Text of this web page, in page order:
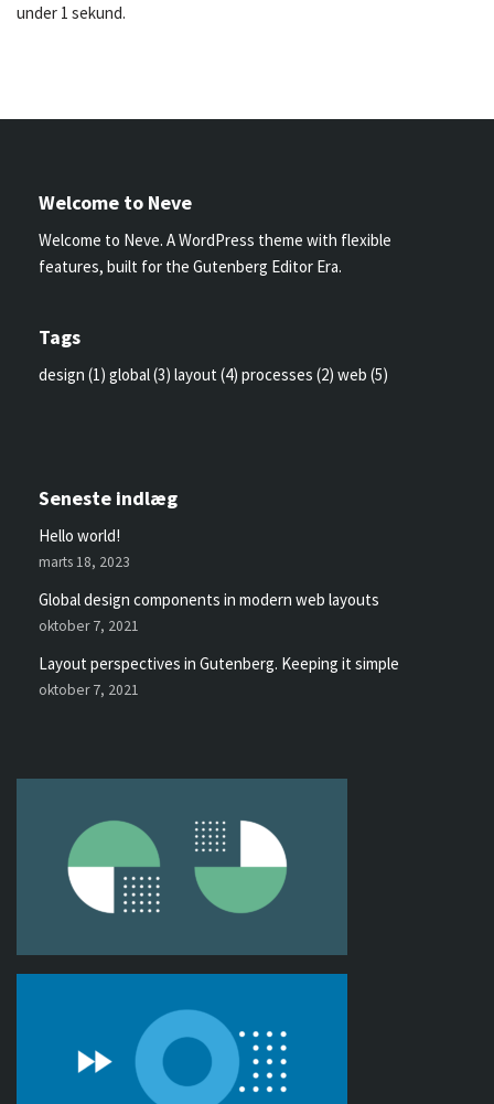
under 1 sekund.
Welcome to Neve
Welcome to Neve. A WordPress theme with flexible
features, built for the Gutenberg Editor Era.
Tags
design (1) global(3) layout (4) processes (2) web (5)
Seneste indlæg
Hello world!
marts 18, 2023
Global design components in modern web layouts
oktober 7, 2021
Layout perspectives in Gutenberg. Keeping it simple
oktober 7, 2021